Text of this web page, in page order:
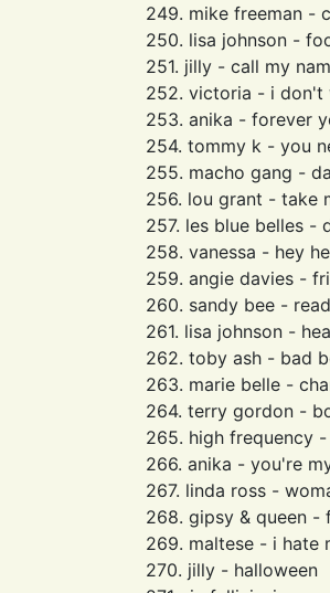
249. mike freeman -
250. lisa johnson -
251. jilly - call my
252. victoria - i don't
253. anika - forever
254. tommy k - you
255. macho gang -
256. lou grant - take
257. les blue belles -
258. vanessa - hey
259. angie davies -
260. sandy bee -
261. lisa johnson -
262. toby ash - bad
263. marie belle -
264. terry gordon -
265. high frequency
266. anika - you're
267. linda ross -
268. gipsy & queen -
269. maltese - i hate
270. jilly - halloween